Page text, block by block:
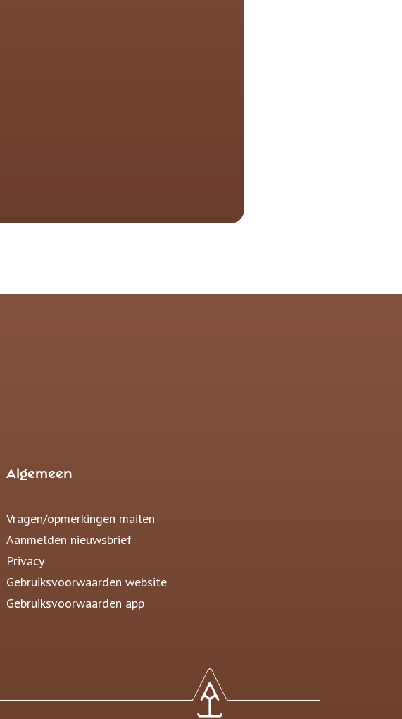
Algemeen
Vragen/opmerkingen mailen
Aanmelden nieuwsbrief
Privacy
Gebruiksvoorwaarden website
Gebruiksvoorwaarden app